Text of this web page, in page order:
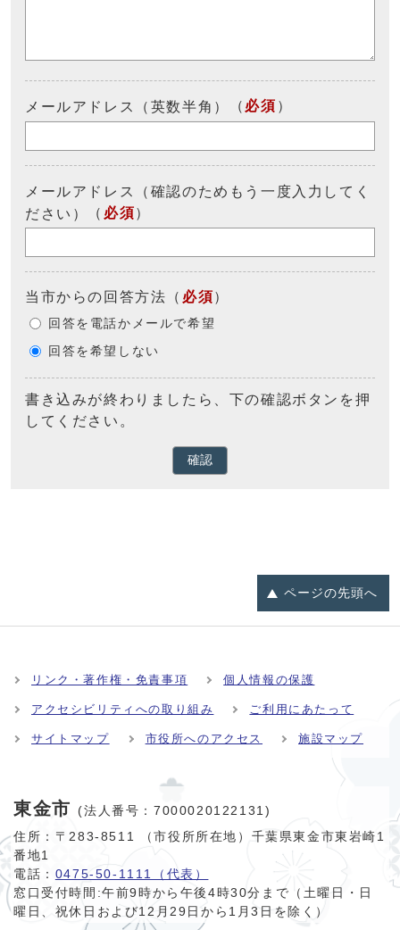
メールアドレス（英数半角） （ 必須 ）
メールアドレス（確認のためもう一度入力してく
ださい）
（ 必須）
当市からの回答方法 （ 必須）
回答を電話かメールで希望
回答を希望しない
書き込みが終わりましたら、下の確認ボタンを押
してください。
確認
ページの先頭へ
リンク・著作権・免責事項 個人情報の保護
アクセシビリティへの取り組み ご利用にあたって
サイトマップ 市役所へのアクセス 施設マップ
東金市
(法人番号：7000020122131)
住所：〒283-8511 （市役所所在地）千葉県東金市東岩崎1
番地1
電話： 0475-50-1111（代表）
窓口受付時間:午前9時から午後4時30分まで（土曜日・日
曜日、祝休日および12月29日から1月3日を除く）